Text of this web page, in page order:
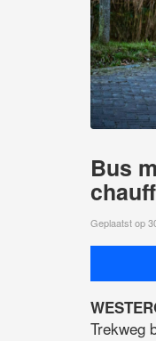
Bus
Geplaatst op
Trekweg